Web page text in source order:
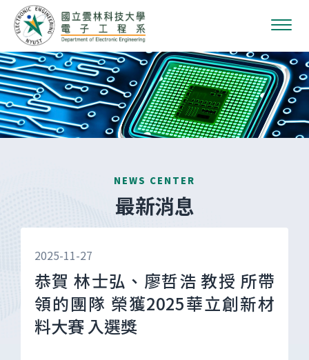
NEWS CENTER
最新消息
2025-11-27
恭賀 林士弘、廖哲浩 教授 所帶
領的團隊 榮獲2025華立創新材
料大賽 入選獎